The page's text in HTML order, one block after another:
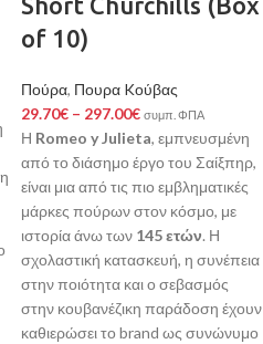
of 10)
Πούρα, Πουρα Kούβας
29.70€ – 297.00€ συμπ. ΦΠΑ
Η Romeo y Julieta, εμπνευσμένη
από το διάσημο έργο του Σαίξπηρ,
είναι μια από τις πιο εμβληματικές
μάρκες πούρων στον κόσμο, με
ιστορία άνω των 145 ετών. Η
σχολαστική κατασκευή, η συνέπεια
στην ποιότητα και ο σεβασμός
στην κουβανέζικη παράδοση έχουν
καθιερώσει το brand ως συνώνυμο